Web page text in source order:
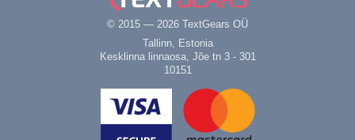
© 2015 — 2026 TextGears OÜ
Tallinn, Estonia
Kesklinna linnaosa, Jõe tn 3 - 301
10151